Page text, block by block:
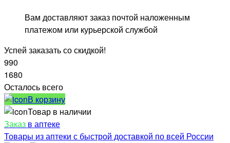
Вам доставляют заказ почтой наложенным
платежом или курьерской службой
Успей заказать со скидкой!
990
1680
Осталось всего
В корзину
Товар в наличии
Заказ в аптеке
Товары из аптеки с быстрой доставкой по всей России